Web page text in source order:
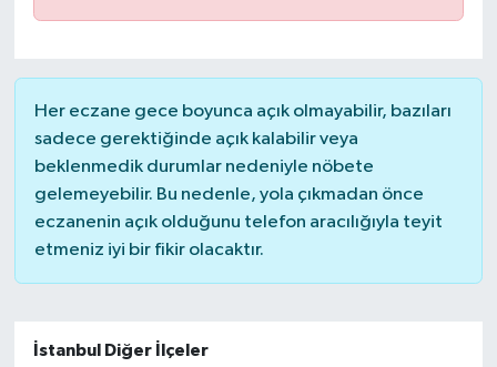
Her eczane gece boyunca açık olmayabilir, bazıları
sadece gerektiğinde açık kalabilir veya
beklenmedik durumlar nedeniyle nöbete
gelemeyebilir. Bu nedenle, yola çıkmadan önce
eczanenin açık olduğunu telefon aracılığıyla teyit
etmeniz iyi bir fikir olacaktır.
İstanbul Diğer İlçeler